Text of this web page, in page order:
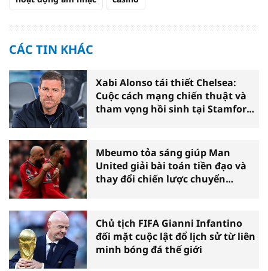
CÁC TIN KHÁC
Xabi Alonso tái thiết Chelsea:
Cuộc cách mạng chiến thuật và
tham vọng hồi sinh tại Stamford
Mbeumo tỏa sáng giúp Man
United giải bài toán tiền đạo và
thay đổi chiến lược chuyển
Chủ tịch FIFA Gianni Infantino
đối mặt cuộc lật đổ lịch sử từ liên
minh bóng đá thế giới